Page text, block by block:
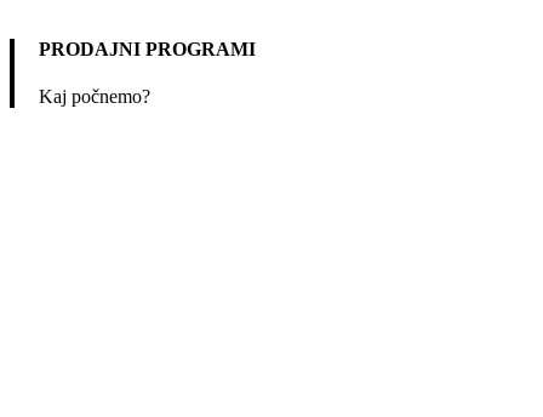
PRODAJNI PROGRAMI
Kaj počnemo?